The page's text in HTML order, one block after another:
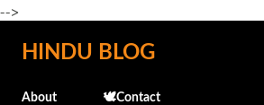
-->
Skip to main content
HINDU BLOG
About 🕊️Contact